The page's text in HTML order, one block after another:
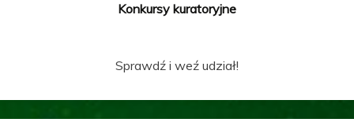
Konkursy kuratoryjne
Sprawdź i weź udział!